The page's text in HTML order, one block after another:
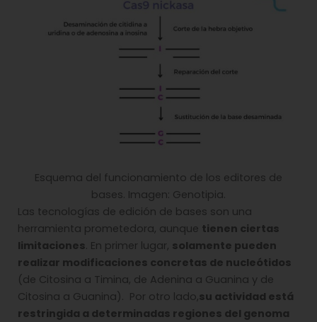
Esquema del funcionamiento de los editores de
bases. Imagen: Genotipia.
Las tecnologías de edición de bases son una
herramienta prometedora, aunque tienen ciertas
limitaciones. En primer lugar, solamente pueden
realizar modificaciones concretas de nucleótidos
(de Citosina a Timina, de Adenina a Guanina y de
Citosina a Guanina). Por otro lado,su actividad está
restringida a determinadas regiones del genoma